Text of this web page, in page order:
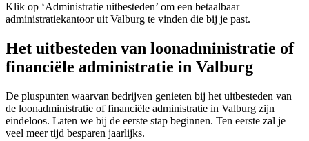
Klik op ‘Administratie uitbesteden’ om een betaalbaar
administratiekantoor uit Valburg te vinden die bij je past.
Het uitbesteden van loonadministratie of
financiële administratie in Valburg
De pluspunten waarvan bedrijven genieten bij het uitbesteden van
de loonadministratie of financiële administratie in Valburg zijn
eindeloos. Laten we bij de eerste stap beginnen. Ten eerste zal je
veel meer tijd besparen jaarlijks.